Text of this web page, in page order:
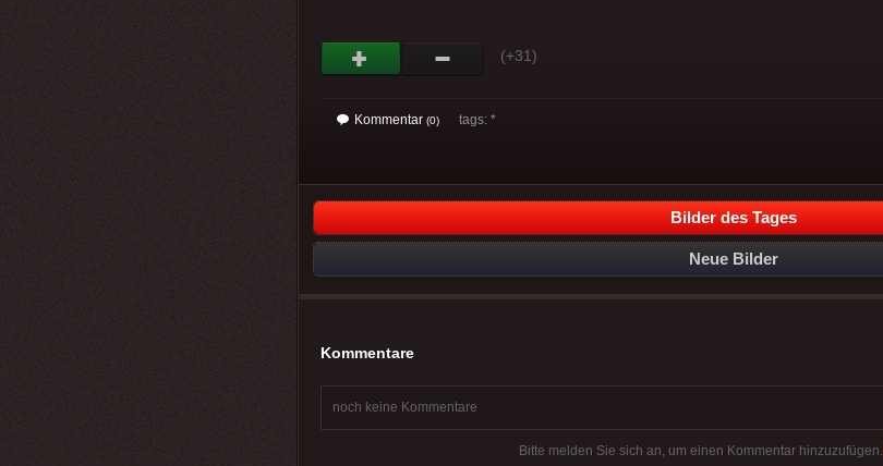
(+31)
Kommentar (0) tags: *
Bilder des Tages
Neue Bilder
Kommentare
noch keine Kommentare
Bitte melden Sie sich an, um einen Kommentar hinzuzufügen.